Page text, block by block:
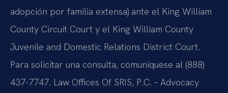
adopción por familia extensa) ante el King William
County Circuit Court y el King William County
Juvenile and Domestic Relations District Court.
Para solicitar una consulta, comuníquese al (888)
437-7747. Law Offices Of SRIS, P.C. – Advocacy